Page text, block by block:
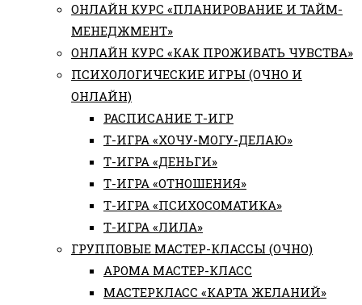
ОНЛАЙН КУРС «ПЛАНИРОВАНИЕ И ТАЙМ-
МЕНЕДЖМЕНТ»
ОНЛАЙН КУРС «КАК ПРОЖИВАТЬ ЧУВСТВА»
ПСИХОЛОГИЧЕСКИЕ ИГРЫ (ОЧНО И
ОНЛАЙН)
РАСПИСАНИЕ Т-ИГР
Т-ИГРА «ХОЧУ-МОГУ-ДЕЛАЮ»
Т-ИГРА «ДЕНЬГИ»
Т-ИГРА «ОТНОШЕНИЯ»
Т-ИГРА «ПСИХОСОМАТИКА»
Т-ИГРА «ЛИЛА»
ГРУППОВЫЕ МАСТЕР-КЛАССЫ (ОЧНО)
АРОМА МАСТЕР-КЛАСС
МАСТЕРКЛАСС «КАРТА ЖЕЛАНИЙ»